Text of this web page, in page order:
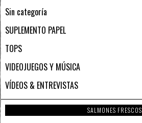
Sin categoría
SUPLEMENTO PAPEL
TOPS
VIDEOJUEGOS Y MÚSICA
VÍDEOS & ENTREVISTAS
SALMONES FRESCOS